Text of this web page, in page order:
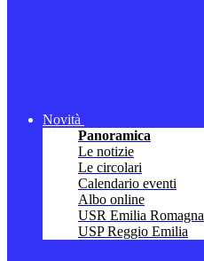
Novità
Panoramica
Le notizie
Le circolari
Calendario eventi
Albo online
USR Emilia Romagna
USP Reggio Emilia